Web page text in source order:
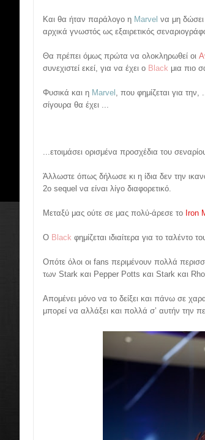
Και θα ήταν παράλογο η Marvel να μη δώσει
αρχικά γνωστός ως εξαιρετικός
Θα πρέπει όμως πρώτα να ολοκληρωθεί οι
συνεχιστεί εκεί, για να έχει ο Black μια πιο
Φυσικά και η Marvel , που φημίζεται για
σίγουρα θα έχει ...
...ετοιμάσει ορισμένα προσχέδια του
Άλλωστε όπως δήλωσε κι η ίδια δεν την
2ο sequel να είναι λίγο διαφορετικό.
Μεταξύ μας ούτε σε μας πολύ-άρεσε το Iron
Ο Black φημίζεται ιδιαίτερα για το
Οπότε όλοι οι fans περιμένουν πολλά
των Stark και Pepper Potts και Stark και
Απομένει μόνο να το δείξει και πάνω σε
μπορεί να αλλάξει και πολλά σ’ αυτήν την